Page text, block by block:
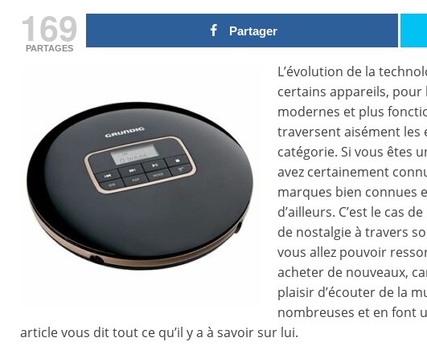
169
PARTAGES
Partager
L’évolution de la
certains appareils,
modernes et plus
traversent aisément les
catégorie. Si vous êtes
avez certainement
marques bien connues
d’ailleurs. C’est le cas
de nostalgie à travers
vous allez pouvoir
acheter de nouveaux,
plaisir d’écouter de la
nombreuses et en font
article vous dit tout ce qu’il y a à savoir sur lui.